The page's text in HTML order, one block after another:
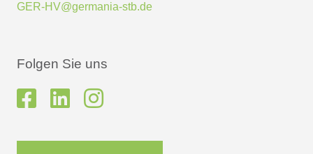
GER-HV@germania-stb.de
Folgen Sie uns